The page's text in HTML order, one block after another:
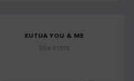
KUTIJA YOU & ME
Šifra: 61506